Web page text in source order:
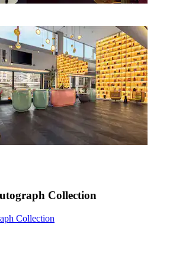
Collection
Collection